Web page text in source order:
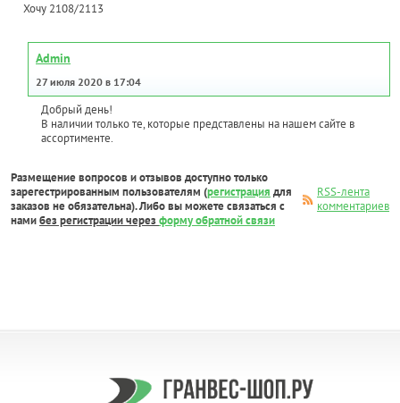
Хочу 2108/2113
Admin
27 июля 2020 в 17:04
Добрый день!
В наличии только те, которые представлены на нашем сайте в
ассортименте.
Размещение вопросов и отзывов доступно только
зарегестрированным пользователям (регистрация для
заказов не обязательна). Либо вы можете связаться с
намибез регистрации через форму обратной связи
RSS-лента
комментариев